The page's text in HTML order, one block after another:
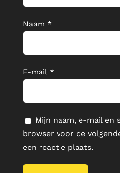
Naam *
E-mail *
Mijn naam, e-mail en
browser voor de
een reactie plaats.